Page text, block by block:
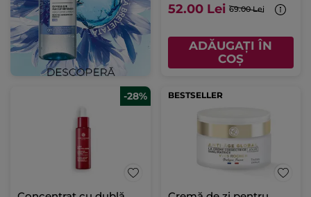
52.00 Lei 69.00 Lei
ADĂUGAȚI ÎN
COȘ
-28% BESTSELLER